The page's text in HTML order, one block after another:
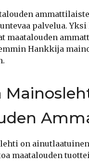
palvelua.
maatalouden
Hankkija
on
maatalouden